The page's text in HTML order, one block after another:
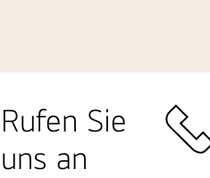
Rufen Sie
uns an